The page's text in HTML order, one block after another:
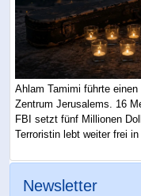
Ahlam Tamimi führte
Zentrum Jerusalems. 16
FBI setzt fünf Millionen
Terroristin lebt weiter frei
Newsletter